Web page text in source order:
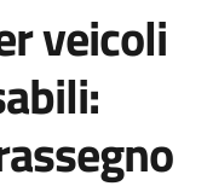
veicoli